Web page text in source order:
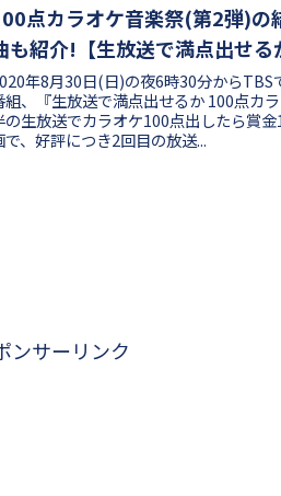
点カラオケ音楽祭(第2弾)の
も紹介!【生放送で満点出せる
年8月30日(日)の夜6時30分からTBS
組、『生放送で満点出せるか 100点カ
の生放送でカラオケ100点出したら賞
で、好評につき2回目の放送...
ンサーリンク